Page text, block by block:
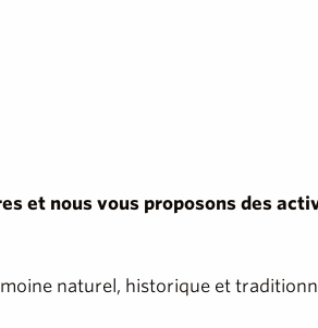
et nous vous proposons des
naturel, historique et